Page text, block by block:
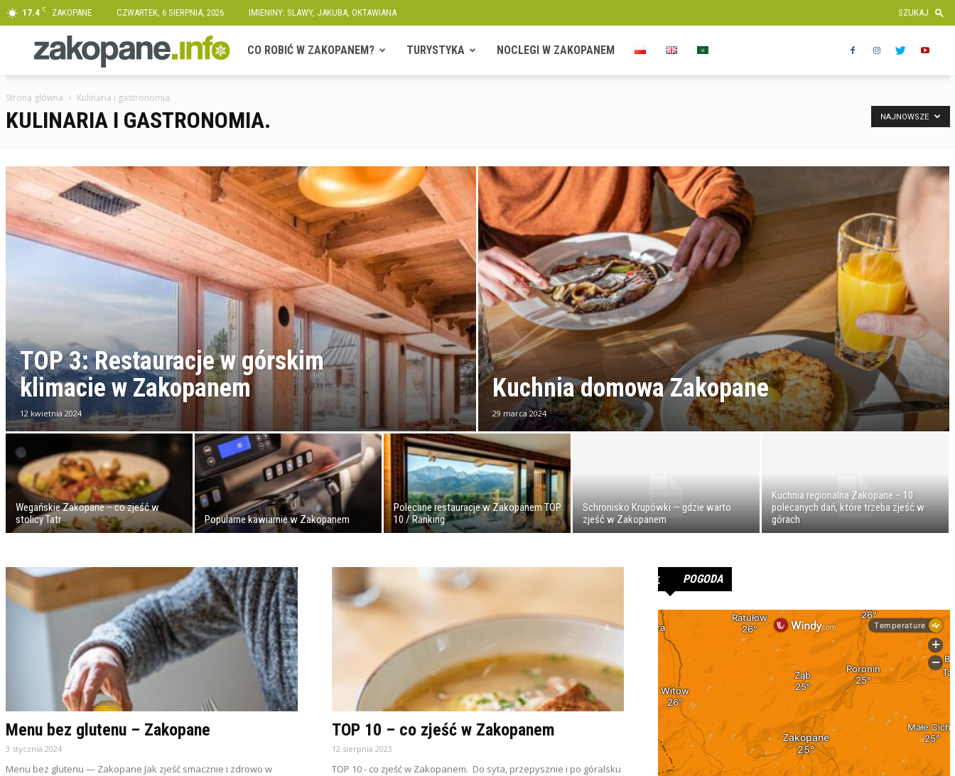
17.4 C ZAKOPANE CZWARTEK, 6 SIERPNIA, 2026 IMIENINY: SLAWY, JAKUBA, OKTAWIANA
Zakopane.info
CO ROBIĆ W ZAKOPANEM? TURYSTYKA NOCLEGI W ZAKOPANEM
Strona główna Kulinaria i gastronomia.
KULINARIA I GASTRONOMIA. NAJNOWSZE
TOP 3: Restauracje w górskim
klimacie w Zakopanem
12 kwietnia 2024
Kuchnia domowa Zakopane
29 marca 2024
Wegańskie Zakopane – co zjeść w
stolicy Tatr
Popularne kawiarnie w Zakopanem
Polecane restauracje w Zakopanem TOP
10 / Ranking
Schronisko Krupówki — gdzie warto
zjeść w Zakopanem
Kuchnia regionalna Zakopane – 10
polecanych dań, które trzeba zjeść w
górach
Menu bez glutenu – Zakopane
3 stycznia 2024
Menu bez glutenu — Zakopane Jak zjeść smacznie i zdrowo w
TOP 10 – co zjeść w Zakopanem
12 sierpnia 2023
TOP 10 - co zjeść w Zakopanem. Do syta, przepysznie i po góralsku
POGODA